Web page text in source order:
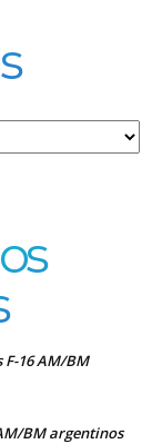
16 AM/BM
BM argentinos